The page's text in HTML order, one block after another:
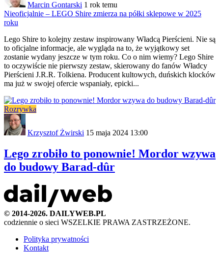
Marcin Gontarski 1 rok temu
Nieoficjalnie – LEGO Shire zmierza na półki sklepowe w 2025
roku
Lego Shire to kolejny zestaw inspirowany Władcą Pierścieni. Nie są
to oficjalne informacje, ale wygląda na to, że wyjątkowy set
zostanie wydany jeszcze w tym roku. Co o nim wiemy? Lego Shire
to oczywiście nie pierwszy zestaw, skierowany do fanów Władcy
Pierścieni J.R.R. Tolkiena. Producent kultowych, duńskich klocków
ma już w swojej ofercie wspaniały, epicki...
Rozrywka
Krzysztof Żwirski 15 maja 2024 13:00
Lego zrobiło to ponownie! Mordor wzywa
do budowy Barad-dûr
© 2014-2026. DAILYWEB.PL
codziennie o sieci WSZELKIE PRAWA ZASTRZEŻONE.
Polityka prywatności
Kontakt